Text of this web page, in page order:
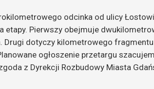
odcinka od ulicy
etapy. Pierwszy obejmuje
dotyczy kilometrowego fragmentu
ogłoszenie przetargu
z Dyrekcji Rozbudowy Miasta